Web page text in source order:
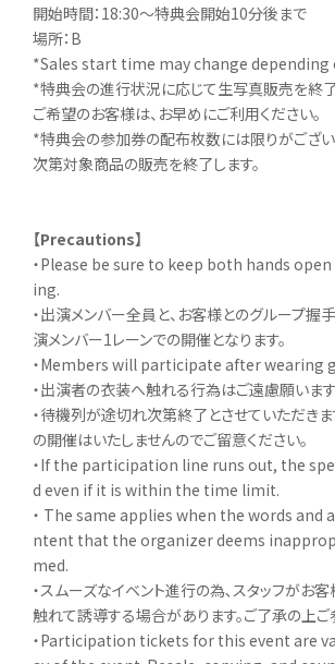
開始時間：18:30～特典会開始10分後まで
場所：B
*Sales start time may change
*特典会の進行状況に応じて生写真販売を終了
ご希望のお客様は、お早めにご利用ください。
*特典会の参加券の配布枚数には限りがござい
次第対象商品の販売を終了します。
【Precautions】
・Please be sure to keep both hands
ing.
・出演メンバー全員と、お客様とのグループ握
演メンバー1レーンでの開催となります。
・Members will participate after wearing
・出演者の衣装へ触れる行為はご遠慮願います
・待機列が途切れ次第終了とさせていただきま
の開催はいたしませんのでご留意ください。
・If the participation line runs out, the
d even if it is within the time limit.
・ The same applies when the words and
ntent that the organizer deems
med.
・スムーズなイベント進行の為､スタッフがお
触れて誘導する場合があります。ご了承の上ご
・Participation tickets for this event are